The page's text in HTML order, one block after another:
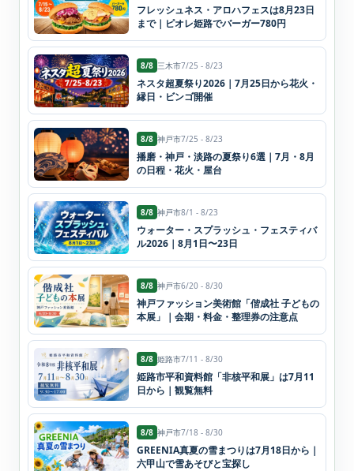
フレッシュネス・アロハフェスは8月23日
まで｜ピオレ姫路でバーガー780円
8/8 三木市7/25 - 8/23
ネスタ超夏祭り2026｜7月25日から花火・
縁日・ビンゴ開催
8/8 神戸市7/25 - 8/23
播磨・神戸・淡路の夏祭り6選｜7月・8月
の日程・花火・屋台
8/8 神戸市8/1 - 8/23
ウォーター・スプラッシュ・フェスティバ
ル2026｜8月1日〜23日
8/8 神戸市6/20 - 8/30
神戸ファッション美術館「偕成社 子どもの
本展」｜会期・料金・整理券の注意点
8/8 姫路市7/11 - 8/30
姫路市平和資料館「非核平和展」は7月11
日から｜観覧無料
8/8 神戸市7/18 - 8/30
GREENIA真夏の雪まつりは7月18日から｜
六甲山で雪あそびと宝探し